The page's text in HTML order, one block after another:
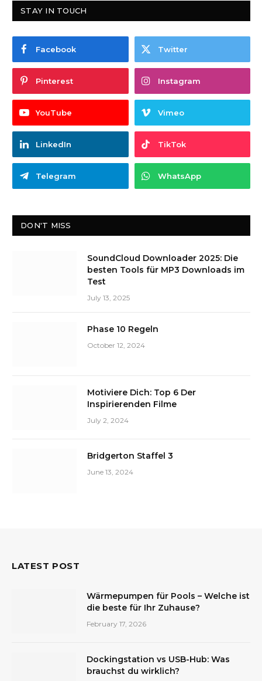
STAY IN TOUCH
Facebook Twitter
Pinterest Instagram
YouTube Vimeo
LinkedIn TikTok
Telegram WhatsApp
DON'T MISS
SoundCloud Downloader 2025: Die
besten Tools für MP3 Downloads im
Test
July 13, 2025
Phase 10 Regeln
October 12, 2024
Motiviere Dich: Top 6 Der
Inspirierenden Filme
July 2, 2024
Bridgerton Staffel 3
June 13, 2024
LATEST POST
Wärmepumpen für Pools – Welche ist
die beste für Ihr Zuhause?
February 17, 2026
Dockingstation vs USB-Hub: Was
brauchst du wirklich?